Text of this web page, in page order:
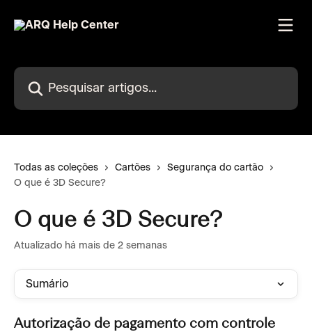
Pesquisar artigos...
Todas as coleções Cartões
Segurança do cartão
O que é 3D Secure?
O que é 3D Secure?
Atualizado há mais de 2 semanas
Sumário
Autorização de pagamento com controle